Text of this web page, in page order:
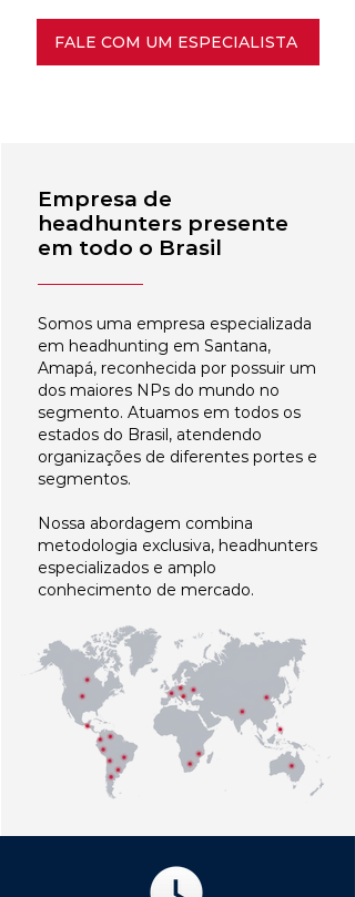
FALE COM UM ESPECIALISTA
Empresa de
headhunters presente
em todo o Brasil
Somos uma empresa especializada
em headhunting em Santana,
Amapá, reconhecida por possuir um
dos maiores NPs do mundo no
segmento. Atuamos em todos os
estados do Brasil, atendendo
organizações de diferentes portes e
segmentos.
Nossa abordagem combina
metodologia exclusiva, headhunters
especializados e amplo
conhecimento de mercado.